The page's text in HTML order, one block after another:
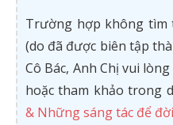
Trường hợp không tìm
(do đã được biên tập
Cô Bác, Anh Chị vui
hoặc tham khảo trong
& Những sáng tác để